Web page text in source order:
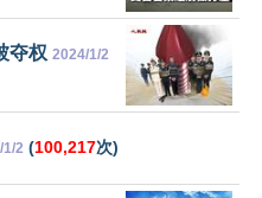
夺权 2024/1/2
2 (100,217次)